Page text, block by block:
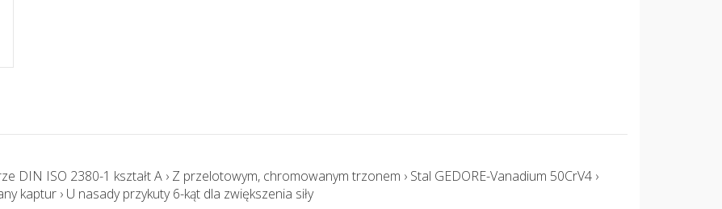
DIN ISO 2380-1 kształt A › Z przelotowym, chromowanym trzonem › Stal GEDORE-Vanadium 50CrV4 ›
kaptur › U nasady przykuty 6-kąt dla zwiększenia siły